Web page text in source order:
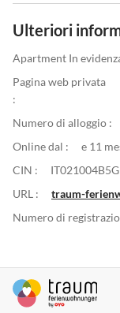
Ulteriori
Apartment In
Pagina web privata
:
Numero di alloggio :
Online dal :
e 11
CIN :
URL :
traum-
Numero di